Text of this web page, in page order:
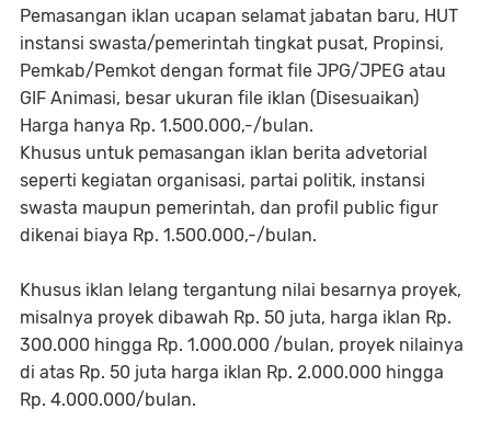
Pemasangan iklan ucapan selamat jabatan baru, HUT
instansi swasta/pemerintah tingkat pusat, Propinsi,
Pemkab/Pemkot dengan format file JPG/JPEG atau
GIF Animasi, besar ukuran file iklan (Disesuaikan)
Harga hanya Rp. 1.500.000,-/bulan.
Khusus untuk pemasangan iklan berita advetorial
seperti kegiatan organisasi, partai politik, instansi
swasta maupun pemerintah, dan profil public figur
dikenai biaya Rp. 1.500.000,-/bulan.
Khusus iklan lelang tergantung nilai besarnya proyek,
misalnya proyek dibawah Rp. 50 juta, harga iklan Rp.
300.000 hingga Rp. 1.000.000 /bulan, proyek nilainya
di atas Rp. 50 juta harga iklan Rp. 2.000.000 hingga
Rp. 4.000.000/bulan.